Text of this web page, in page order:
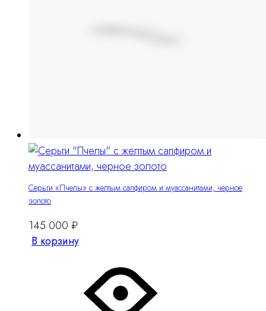
Серьги «Пчелы» с желтым сапфиром и муассанитами, черное
золото
145 000 ₽
В корзину